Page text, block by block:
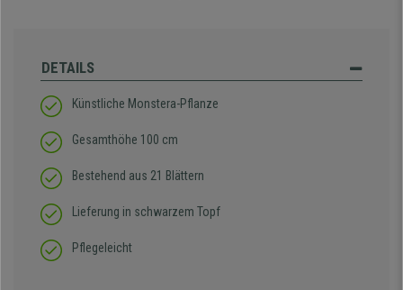
DETAILS
Künstliche Monstera-Pflanze
Gesamthöhe 100 cm
Bestehend aus 21 Blättern
Lieferung in schwarzem Topf
Pflegeleicht